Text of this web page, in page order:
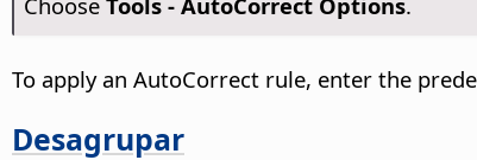
To apply an AutoCorrect rule, enter the
Desagrupar